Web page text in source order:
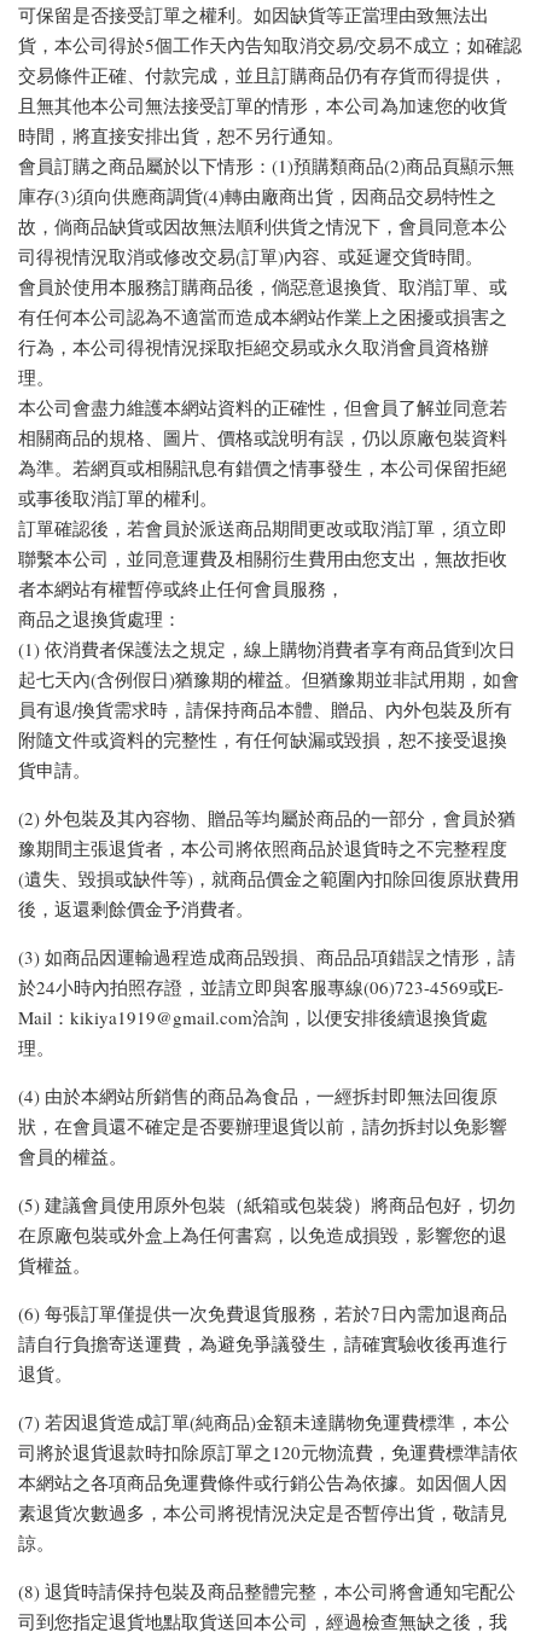
可保留是否接受訂單之權利。如因缺貨等正當理由致無法出
貨，本公司得於5個工作天內告知取消交易/交易不成立；如確認
交易條件正確、付款完成，並且訂購商品仍有存貨而得提供，
且無其他本公司無法接受訂單的情形，本公司為加速您的收貨
時間，將直接安排出貨，恕不另行通知。
會員訂購之商品屬於以下情形：(1)預購類商品(2)商品頁顯示無
庫存(3)須向供應商調貨(4)轉由廠商出貨，因商品交易特性之
故，倘商品缺貨或因故無法順利供貨之情況下，會員同意本公
司得視情況取消或修改交易(訂單)內容、或延遲交貨時間。
會員於使用本服務訂購商品後，倘惡意退換貨、取消訂單、或
有任何本公司認為不適當而造成本網站作業上之困擾或損害之
行為，本公司得視情況採取拒絕交易或永久取消會員資格辦
理。
本公司會盡力維護本網站資料的正確性，但會員了解並同意若
相關商品的規格、圖片、價格或說明有誤，仍以原廠包裝資料
為準。若網頁或相關訊息有錯價之情事發生，本公司保留拒絕
或事後取消訂單的權利。
訂單確認後，若會員於派送商品期間更改或取消訂單，須立即
聯繫本公司，並同意運費及相關衍生費用由您支出，無故拒收
者本網站有權暫停或終止任何會員服務，
商品之退換貨處理：
(1) 依消費者保護法之規定，線上購物消費者享有商品貨到次日
起七天內(含例假日)猶豫期的權益。但猶豫期並非試用期，如會
員有退/換貨需求時，請保持商品本體、贈品、內外包裝及所有
附隨文件或資料的完整性，有任何缺漏或毀損，恕不接受退換
貨申請。
(2) 外包裝及其內容物、贈品等均屬於商品的一部分，會員於猶
豫期間主張退貨者，本公司將依照商品於退貨時之不完整程度
(遺失、毀損或缺件等)，就商品價金之範圍內扣除回復原狀費用
後，返還剩餘價金予消費者。
(3) 如商品因運輸過程造成商品毀損、商品品項錯誤之情形，請
於24小時內拍照存證，並請立即與客服專線(06)723-4569或E-
Mail：kikiya1919@gmail.com洽詢，以便安排後續退換貨處
理。
(4) 由於本網站所銷售的商品為食品，一經拆封即無法回復原
狀，在會員還不確定是否要辦理退貨以前，請勿拆封以免影響
會員的權益。
(5) 建議會員使用原外包裝（紙箱或包裝袋）將商品包好，切勿
在原廠包裝或外盒上為任何書寫，以免造成損毀，影響您的退
貨權益。
(6) 每張訂單僅提供一次免費退貨服務，若於7日內需加退商品
請自行負擔寄送運費，為避免爭議發生，請確實驗收後再進行
退貨。
(7) 若因退貨造成訂單(純商品)金額未達購物免運費標準，本公
司將於退貨退款時扣除原訂單之120元物流費，免運費標準請依
本網站之各項商品免運費條件或行銷公告為依據。如因個人因
素退貨次數過多，本公司將視情況決定是否暫停出貨，敬請見
諒。
(8) 退貨時請保持包裝及商品整體完整，本公司將會通知宅配公
司到您指定退貨地點取貨送回本公司，經過檢查無缺之後，我